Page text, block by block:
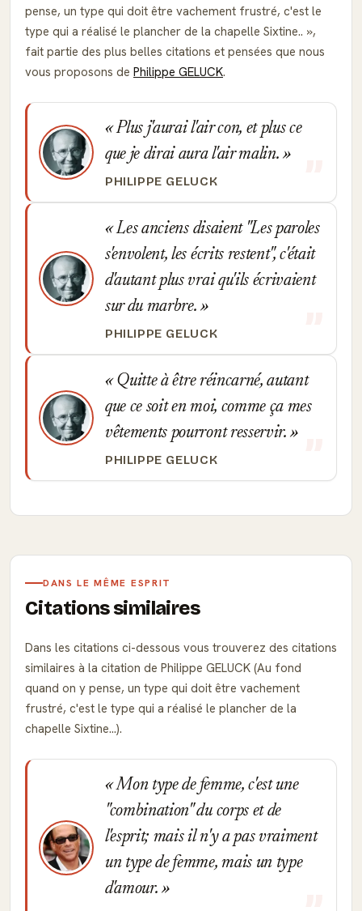
pense, un type qui doit être vachement frustré, c'est le
type qui a réalisé le plancher de la chapelle Sixtine..
,
fait partie des plus belles citations et pensées que nous
vous proposons de Philippe GELUCK.
Plus j'aurai l'air con, et plus ce
que je dirai aura l'air malin.
PHILIPPE GELUCK
Les anciens disaient "Les paroles
s'envolent, les écrits restent", c'était
d'autant plus vrai qu'ils écrivaient
sur du marbre.
PHILIPPE GELUCK
Quitte à être réincarné, autant
que ce soit en moi, comme ça mes
vêtements pourront resservir.
PHILIPPE GELUCK
DANS LE MÊME ESPRIT
Citations similaires
Dans les citations ci-dessous vous trouverez des citations
similaires à la citation de Philippe GELUCK (Au fond
quand on y pense, un type qui doit être vachement
frustré, c'est le type qui a réalisé le plancher de la
chapelle Sixtine...).
Mon type de femme, c'est une
"combination" du corps et de
l'esprit; mais il n'y a pas vraiment
un type de femme, mais un type
d'amour.